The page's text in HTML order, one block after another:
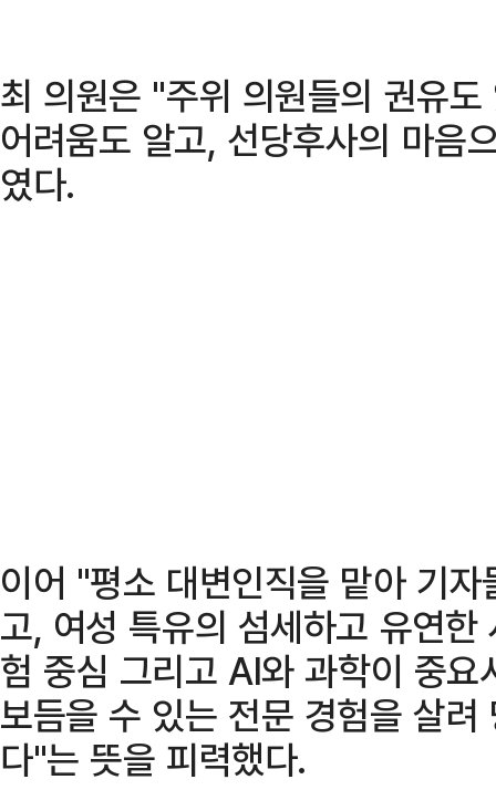
최 의원은 "주위 의원들의 권유
어려움도 알고, 선당후사의 마음
였다.
이어 "평소 대변인직을 맡아 기
고, 여성 특유의 섬세하고 유연
험 중심 그리고 AI와 과학이 중
보듬을 수 있는 전문 경험을 살
다"는 뜻을 피력했다.